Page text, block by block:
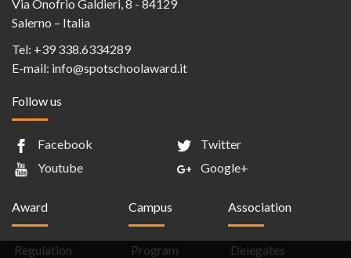
Via Onofrio Galdieri, 8 - 84129
Salerno – Italia
Tel: +39 338.6334289
E-mail: info@spotschoolaward.it
Follow us
Facebook
Twitter
Youtube
Google+
Award
Regulation
Campus
Program
Association
Delegates